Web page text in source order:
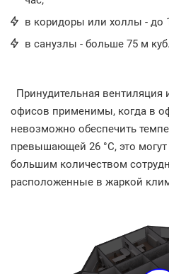
в коридоры или холлы - до
в санузлы - больше 75 м
Принудительная
офисов применимы, когда в
невозможно обеспечить
превышающей 26 °C, это
большим количеством
расположенные в жаркой